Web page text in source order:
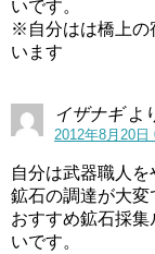
いです。
※自分はは橋上の
います
イザナギ よ
2012年8月20日
自分は武器職人を
鉱石の調達が大変
おすすめ鉱石採
いです。